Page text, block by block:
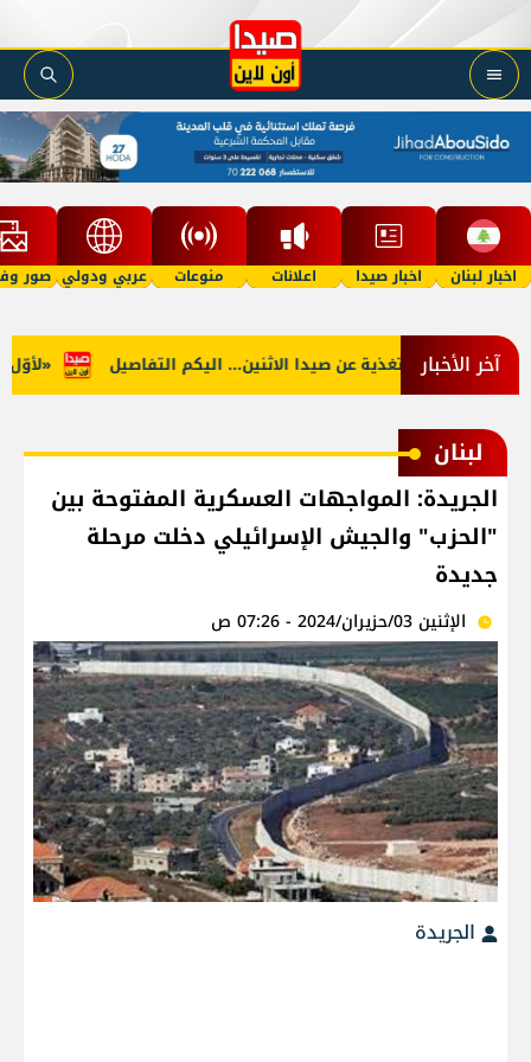
اخبار لبنان اخبار صيدا اعلانات منوعات عربي ودولي صور
آخر الأخبار «لأوّل توقف التغذية عن صيدا الاثنين... اليكم التفاصيل
لبنان
الجريدة: المواجهات العسكرية المفتوحة بين
"الحزب" والجيش الإسرائيلي دخلت مرحلة
جديدة
الإثنين 03/حزيران/2024 - 07:26 ص
الجريدة